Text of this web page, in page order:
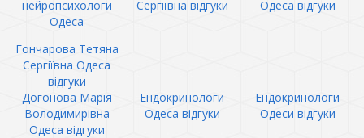
нейропсихологи
Одеса
Сергіївна відгуки
Одеса відгуки
Гончарова Тетяна
Сергіївна Одеса
відгуки
Догонова Марія
Володимирівна
Одеса відгуки
Ендокринологи
Одеса відгуки
Ендокринологи
Одеси відгуки